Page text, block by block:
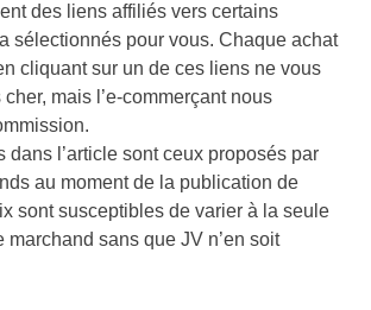
des liens affiliés vers certains
sélectionnés pour vous. Chaque achat
cliquant sur un de ces liens ne vous
mais l’e-commerçant nous
dans l’article sont ceux proposés par
au moment de la publication de
sont susceptibles de varier à la seule
marchand sans que JV n’en soit